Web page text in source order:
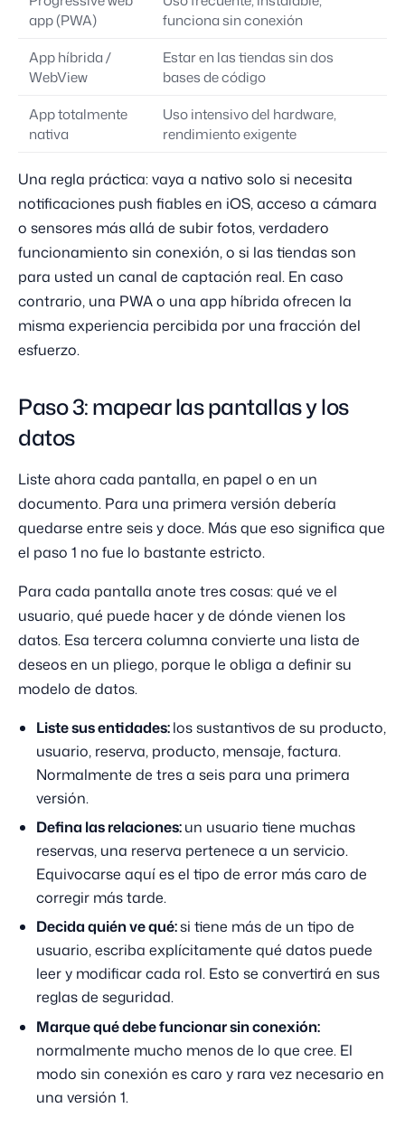
app (PWA)
funciona sin conexión
App híbrida /
WebView
Estar en las tiendas sin dos
bases de código
App totalmente
nativa
Uso intensivo del hardware,
rendimiento exigente
Una regla práctica: vaya a nativo solo si necesita
notificaciones push fiables en iOS, acceso a cámara
o sensores más allá de subir fotos, verdadero
funcionamiento sin conexión, o si las tiendas son
para usted un canal de captación real. En caso
contrario, una PWA o una app híbrida ofrecen la
misma experiencia percibida por una fracción del
esfuerzo.
Paso 3: mapear las pantallas y los
datos
Liste ahora cada pantalla, en papel o en un
documento. Para una primera versión debería
quedarse entre seis y doce. Más que eso significa que
el paso 1 no fue lo bastante estricto.
Para cada pantalla anote tres cosas: qué ve el
usuario, qué puede hacer y de dónde vienen los
datos. Esa tercera columna convierte una lista de
deseos en un pliego, porque le obliga a definir su
modelo de datos.
Liste sus entidades:los sustantivos de su producto,
usuario, reserva, producto, mensaje, factura.
Normalmente de tres a seis para una primera
versión.
Defina las relaciones:un usuario tiene muchas
reservas, una reserva pertenece a un servicio.
Equivocarse aquí es el tipo de error más caro de
corregir más tarde.
Decida quién ve qué:si tiene más de un tipo de
usuario, escriba explícitamente qué datos puede
leer y modificar cada rol. Esto se convertirá en sus
reglas de seguridad.
Marque qué debe funcionar sin conexión:
normalmente mucho menos de lo que cree. El
modo sin conexión es caro y rara vez necesario en
una versión 1.